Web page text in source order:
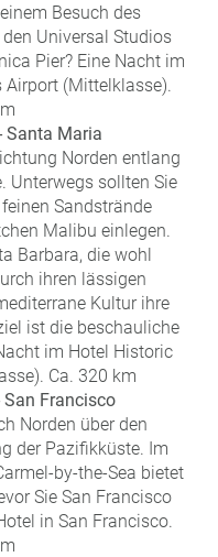
Besuch des
Universal Studios
Pier? Eine Nacht im
Airport (Mittelklasse).
Santa Maria
Norden entlang
Unterwegs sollten Sie
Sandstrände
Malibu einlegen.
Barbara, die wohl
ihren lässigen
Kultur ihre
ist die beschauliche
im Hotel Historic
Ca. 320 km
Francisco
Norden über den
der Pazifikküste. Im
by-the-Sea bietet
Sie San Francisco
in San Francisco.